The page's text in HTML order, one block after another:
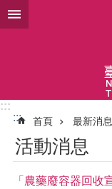
跳到主要內容區塊
:::
:::
首頁 最新消息
活動消息
「農藥廢容器回收